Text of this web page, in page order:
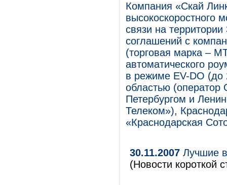
Компания «Скай
высокоскоростного
связи на
соглашений с
(торговая марка –
автоматического
в режиме EV-DO
областью
Петербургом и
Телеком»),
«Краснодарская
30.11.2007 Лучшие
(Новости короткой